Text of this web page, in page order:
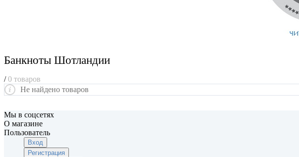
Банкноты Шотландии
/ 0 товаров
Не найдено товаров
Мы в соцсетях
О магазине
Пользователь
Вход
Регистрация